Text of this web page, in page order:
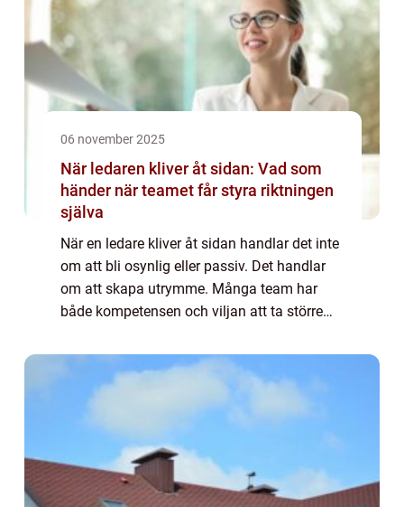
06 november 2025
När ledaren kliver åt sidan: Vad som
händer när teamet får styra riktningen
själva
När en ledare kliver åt sidan handlar det inte
om att bli osynlig eller passiv. Det handlar
om att skapa utrymme. Många team har
både kompetensen och viljan att ta större